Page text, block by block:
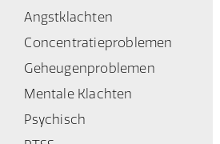
Angstklachten
Concentratieproblemen
Geheugenproblemen
Mentale Klachten
Psychisch